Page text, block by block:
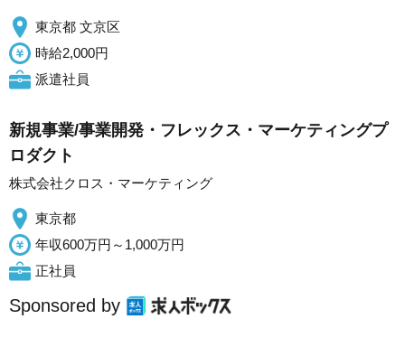
東京都 文京区
時給2,000円
派遣社員
新規事業/事業開発・フレックス・マーケティングプ
ロダクト
株式会社クロス・マーケティング
東京都
年収600万円～1,000万円
正社員
Sponsored by